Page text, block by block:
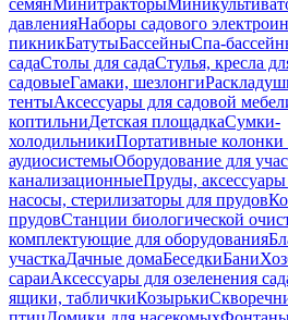
семянМинитракторы
давленияНаборы садового
пикникБатутыБассейныСпа-
садаСтолы для садаСтулья, кресла
садовыеГамаки, шезлонги
тентыАксессуары для садовой
коптильниДетская площадкаСумки-
холодильникиПортативные колонки
аудиосистемыОборудование для
канализационныеПруды,
насосы, стерилизаторы для прудов
прудовСтанции биологической
комплектующие для оборудования
участкаДачные домаБеседкиБани
сараиАксессуары для озеленения
ящики, табличкиКозырьки